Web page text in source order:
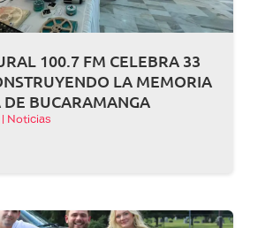
100.7 FM CELEBRA 33
LA MEMORIA
DE BUCARAMANGA
Noticias